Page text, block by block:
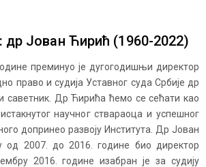
др Јован Ћирић (1960-2022)
преминуо је дугогодишњи директор
право и судија Уставног суда Србије др
саветник. Др Ћирића ћемо се сећати као
научног ствараоца и успешног
допринео развоју Института. Др Јован
од 2007. до 2016. године био директор
2016. године изабран је за судију